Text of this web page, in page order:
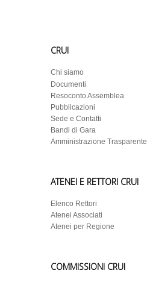
CRUI
Chi siamo
Documenti
Resoconto Assemblea
Pubblicazioni
Sede e Contatti
Bandi di Gara
Amministrazione Trasparente
ATENEI E RETTORI CRUI
Elenco Rettori
Atenei Associati
Atenei per Regione
COMMISSIONI CRUI